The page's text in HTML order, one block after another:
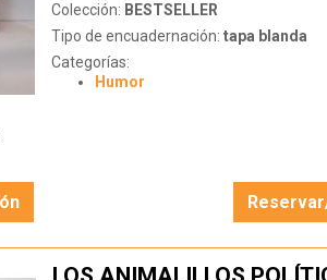
Colección: BESTSELLER
Tipo de encuadernación: tapa blanda
Categorías:
Humor